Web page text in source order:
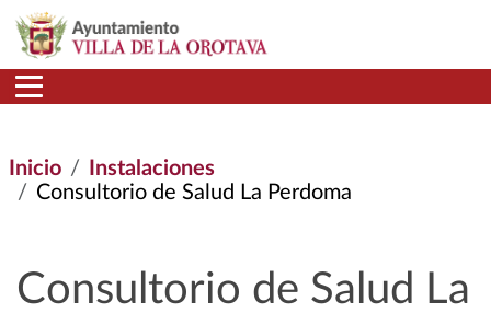
Pasar al contenido principal
Inicio
Instalaciones
Consultorio de Salud La Perdoma
Consultorio de Salud La